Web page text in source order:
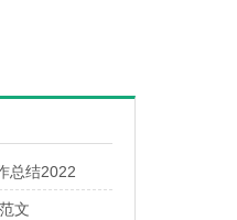
总结2022
文